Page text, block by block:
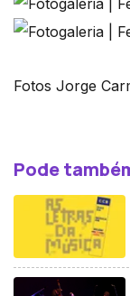
Fotos Jorge
Pode